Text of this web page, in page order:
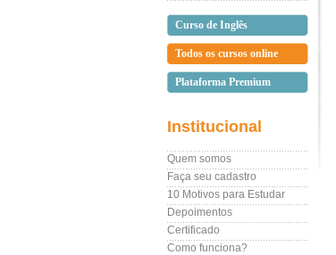
Curso de Inglês
Todos os cursos online
Plataforma Premium
Institucional
Quem somos
Faça seu cadastro
10 Motivos para Estudar
Depoimentos
Certificado
Como funciona?